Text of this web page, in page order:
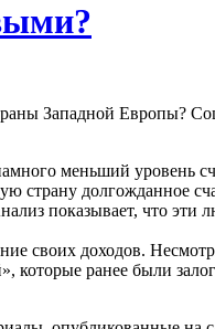
Западной Европы?
меньший уровень
страну долгожданное
показывает, что эти
своих доходов.
ранее были